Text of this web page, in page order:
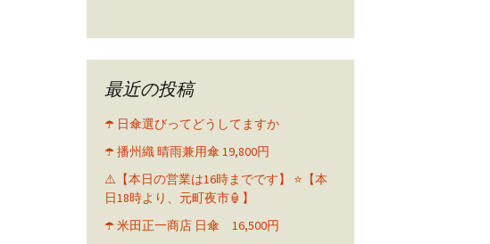
最近の投稿
☂️ 日傘選びってどうしてますか
☂️ 播州織 晴雨兼用傘 19,800円
⚠️【本日の営業は16時までです】 ⭐️【本
日18時より、元町夜市🏮】
☂️ 米田正一商店 日傘 16,500円